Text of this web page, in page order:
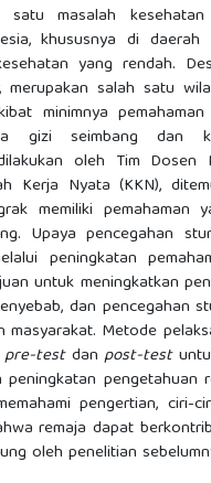
satu masalah
khususnya di
yang rendah.
merupakan salah satu
minimnya
gizi seimbang dan
oleh Tim Dosen
Kerja Nyata (KKN),
memiliki pemahaman
Upaya pencegahan
peningkatan
untuk meningkatkan
dan pencegahan
masyarakat. Metode
pre-testdanpost-test
pengetahuan
pengertian, ciri-
remaja dapat
oleh penelitian